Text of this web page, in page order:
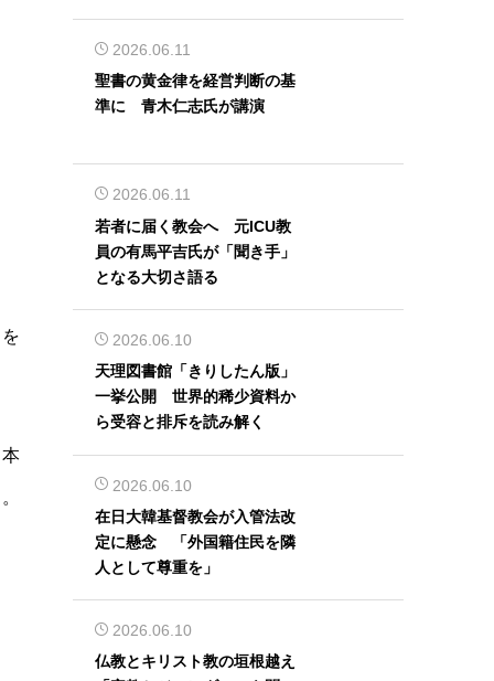
2026.06.11
聖書の黄金律を経営判断の基
準に 青木仁志氏が講演
2026.06.11
若者に届く教会へ 元ICU教
員の有馬平吉氏が「聞き手」
となる大切さ語る
2026.06.10
天理図書館「きりしたん版」
一挙公開 世界的稀少資料か
ら受容と排斥を読み解く
2026.06.10
在日大韓基督教会が入管法改
定に懸念 「外国籍住民を隣
人として尊重を」
2026.06.10
仏教とキリスト教の垣根越え